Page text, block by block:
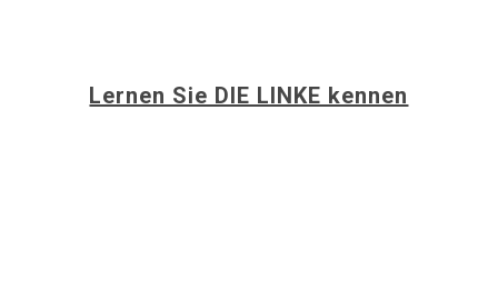
Lernen Sie DIE LINKE kennen